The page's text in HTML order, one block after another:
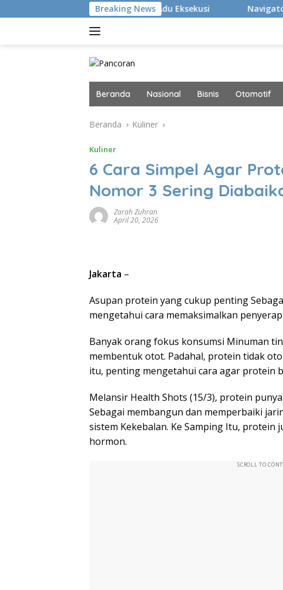
ke
Breaking News
Persib Lewat Adu Eksekusi Navigator Infrastruktur
Beranda Nasional Bisnis Otomotif
Beranda Kuliner
Kuliner
6 Cara Simpel Agar
Nomor 3 Sering
Zarah Zuhran
April 20, 2026
Jakarta –
Asupan protein yang cukup penting
mengetahui cara memaksimalkan
Banyak orang fokus konsumsi Minuman
membentuk otot. Padahal, protein tidak
itu, penting mengetahui cara agar protein
Melansir Health Shots (15/3), protein
Sebagai membangun dan memperbaiki
sistem Kekebalan. Ke Samping Itu,
hormon.
SCROLL TO